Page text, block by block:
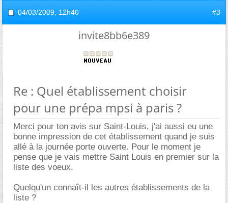
04/03/2009, 12h40 #3
invite8bb6e389
Re : Quel établissement choisir
pour une prépa mpsi à paris ?
Merci pour ton avis sur Saint-Louis, j'ai aussi eu une
bonne impression de cet établissement quand je suis
allé à la journée porte ouverte. Pour le moment je
pense que je vais mettre Saint Louis en premier sur la
liste des voeux.
Quelqu'un connaît-il les autres établissements de la
liste ?